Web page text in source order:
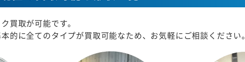
買取が可能です。
的に全てのタイプが買取可能なため、お気軽にご相談ください。